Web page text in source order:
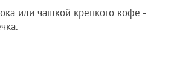
или чашкой крепкого кофе -